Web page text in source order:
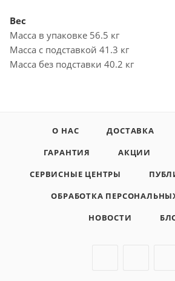
Вес
Масса в упаковке 56.5 кг
Масса с подставкой 41.3 кг
Масса без подставки 40.2 кг
О НАС ДОСТАВКА
ГАРАНТИЯ
АКЦИИ
СЕРВИСНЫЕ ЦЕНТРЫ
ОБРАБОТКА
НОВОСТИ